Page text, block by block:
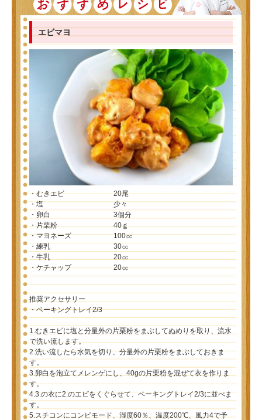
エビマヨ
・むきエビ 20尾
・塩 少々
・卵白 3個分
・片栗粉 40ｇ
・マヨネーズ 100㏄
・練乳 30㏄
・牛乳 20㏄
・ケチャップ 20㏄
推奨アクセサリー
・ベーキングトレイ2/3
1.むきエビに塩と分量外の片栗粉をまぶしてぬめりを取り、流水
で洗い流します。
2.洗い流したら水気を切り、分量外の片栗粉をまぶしておきま
す。
3.卵白を泡立てメレンゲにし、40gの片栗粉を混ぜて衣を作りま
す。
4.3.の衣に2.のエビをくぐらせて、ベーキングトレイ2/3に並べま
す。
5.スチコンにコンビモード、湿度60％、温度200℃、風力4で予